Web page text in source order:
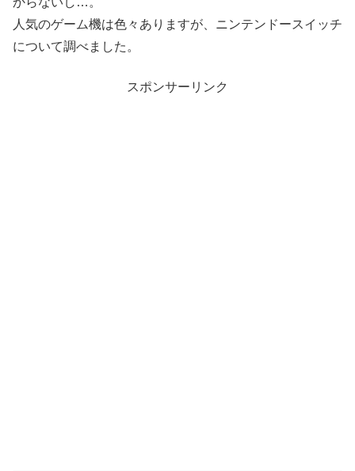
人気のゲーム機は色々ありますが、ニンテンドースイッチ
について調べました。
スポンサーリンク